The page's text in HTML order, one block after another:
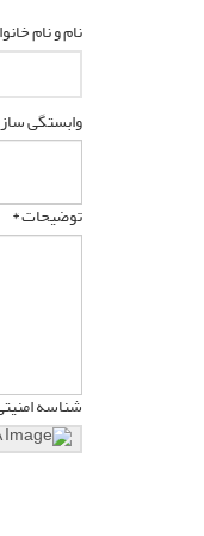
نام و نام
وابستگی
توضیحات *
شناسه